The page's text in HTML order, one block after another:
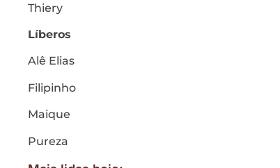
Thiery
Líberos
Alê Elias
Filipinho
Maique
Pureza